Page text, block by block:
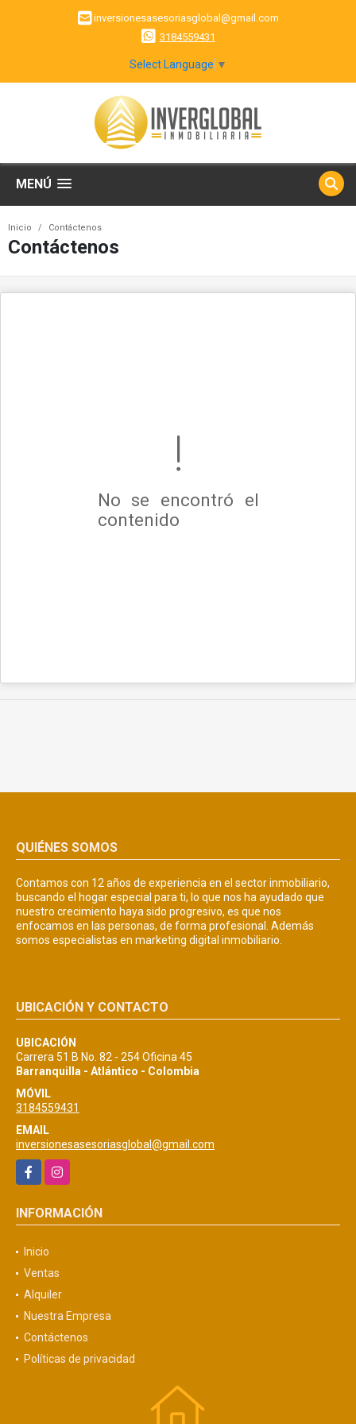
inversionesasesoriasglobal@gmail.com
3184559431
Select Language ▼
MENÚ
Inicio Contáctenos
Contáctenos
No se encontró el
contenido
QUIÉNES SOMOS
Contamos con 12 años de experiencia en el sector inmobiliario,
buscando el hogar especial para ti, lo que nos ha ayudado que
nuestro crecimiento haya sido progresivo, es que nos
enfocamos en las personas, de forma profesional. Además
somos especialistas en marketing digital inmobiliario.
UBICACIÓN Y CONTACTO
UBICACIÓN
Carrera 51 B No. 82 - 254 Oficina 45
Barranquilla - Atlántico - Colombia
MÓVIL
3184559431
EMAIL
inversionesasesoriasglobal@gmail.com
FacebookInstagram
INFORMACIÓN
Inicio
Ventas
Alquiler
Nuestra Empresa
Contáctenos
Políticas de privacidad